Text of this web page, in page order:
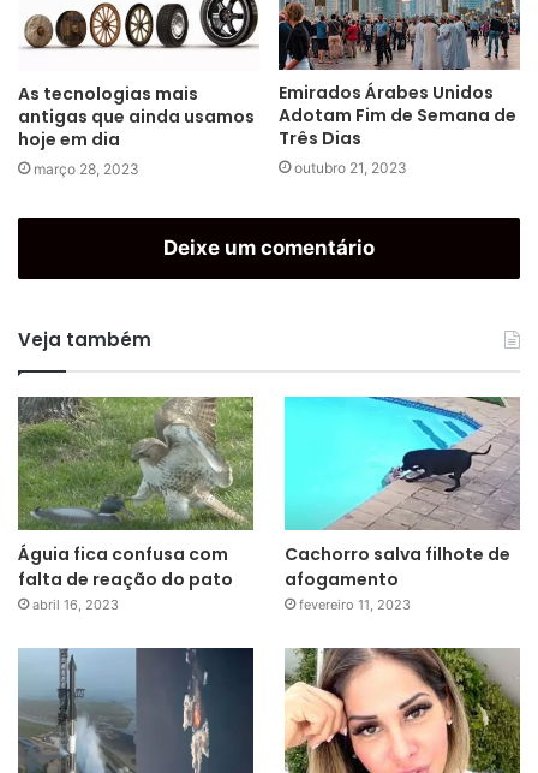
As tecnologias mais
antigas que ainda usamos
hoje em dia
março 28, 2023
Emirados Árabes Unidos
Adotam Fim de Semana de
Três Dias
outubro 21, 2023
Deixe um comentário
Veja também
Águia fica confusa com
falta de reação do pato
abril 16, 2023
Cachorro salva filhote de
afogamento
fevereiro 11, 2023